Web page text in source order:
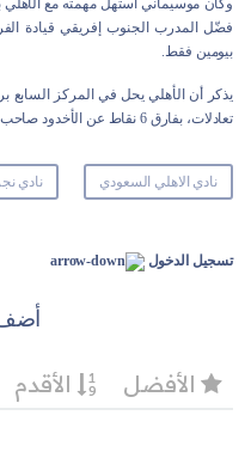
وكان موسيماني استهل مهمته مع
فضّل المدرب الجنوب إفريقي قيادة
بيومين فقط.
تعادلات، بفارق 6 نقاط عن الأخدود صاحب الصدارة.
نادي الاهلي السعودي نادي
تسجيل الدخول